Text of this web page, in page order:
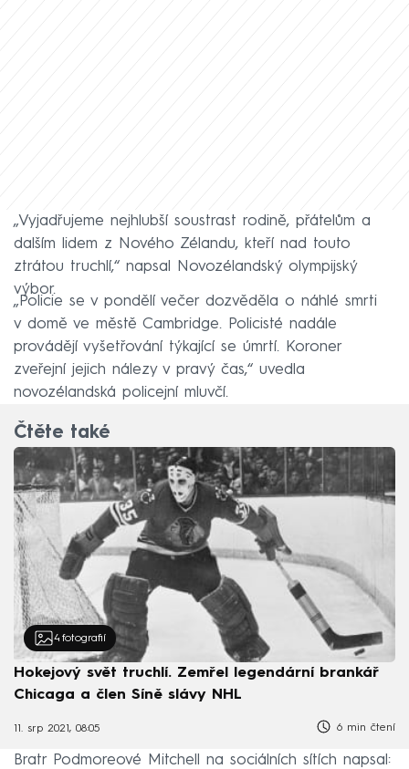
„Vyjadřujeme nejhlubší soustrast rodině, přátelům a
dalším lidem z Nového Zélandu, kteří nad touto
ztrátou truchlí,“ napsal Novozélandský olympijský
výbor.
„Policie se v pondělí večer dozvěděla o náhlé smrti
v domě ve městě Cambridge. Policisté nadále
provádějí vyšetřování týkající se úmrtí. Koroner
zveřejní jejich nálezy v pravý čas,“ uvedla
novozélandská policejní mluvčí.
Čtěte také
4 fotografií
Hokejový svět truchlí. Zemřel legendární brankář
Chicaga a člen Síně slávy NHL
11. srp 2021, 08:05 6 min čtení
Bratr Podmoreové Mitchell na sociálních sítích napsal: